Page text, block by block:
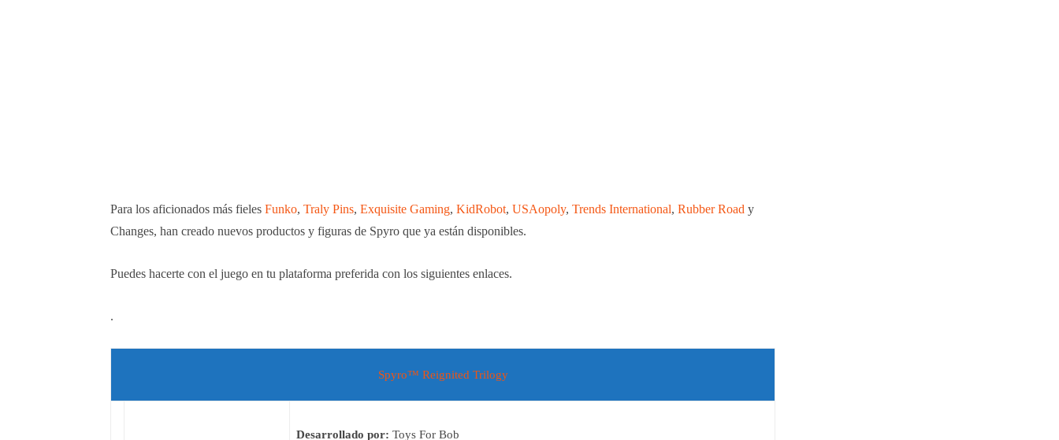
Para los aficionados más fieles Funko, Traly Pins, Exquisite Gaming, KidRobot, USAopoly, Trends International, Rubber Road y
Changes, han creado nuevos productos y figuras de Spyro que ya están disponibles.
Puedes hacerte con el juego en tu plataforma preferida con los siguientes enlaces.
.
Spyro™ Reignited Trilogy
Desarrollado por: Toys For Bob